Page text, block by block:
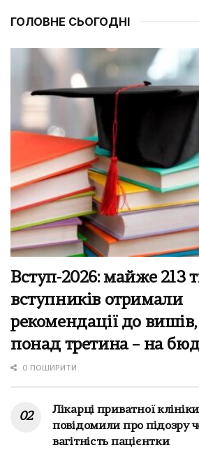
ГОЛОВНЕ СЬОГОДНІ
Вступ-2026: майже 213
вступників отримали
рекомендації до вишів,
понад третина – на
0 ПОШИРИТИ
Лікарці приватної
повідомили про підозру
вагітність пацієнтки